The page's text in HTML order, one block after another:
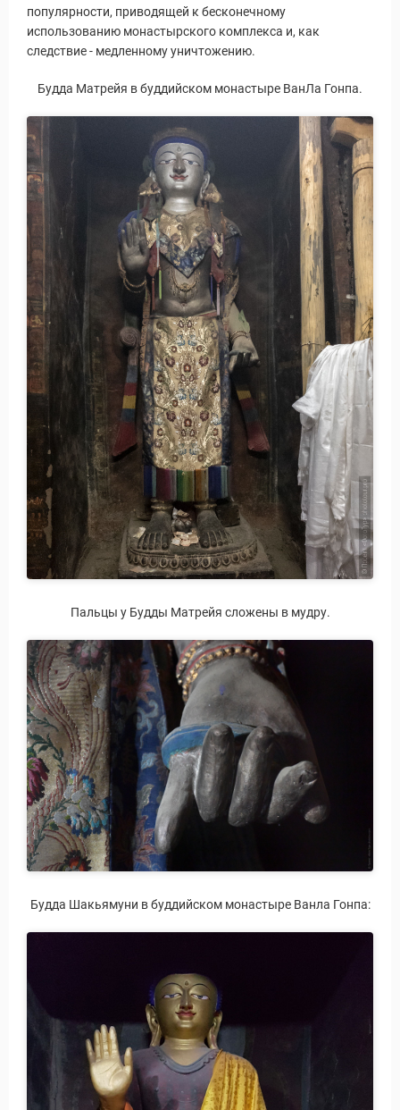
популярности, приводящей к бесконечному
использованию монастырского комплекса и, как
следствие - медленному уничтожению.
Будда Матрейя в буддийском монастыре ВанЛа Гонпа.
Пальцы у Будды Матрейя сложены в мудру.
Будда Шакьямуни в буддийском монастыре Ванла Гонпа: